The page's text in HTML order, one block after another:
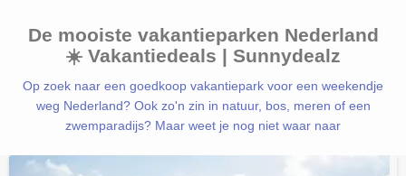
De mooiste vakantieparken Nederland
☀️ Vakantiedeals | Sunnydealz
Op zoek naar een goedkoop vakantiepark voor een weekendje
weg Nederland? Ook zo'n zin in natuur, bos, meren of een
zwemparadijs? Maar weet je nog niet waar naar